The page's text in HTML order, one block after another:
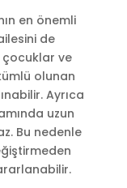
en önemli
de
çocuklar ve
olunan
Ayrıca
uzun
Bu nedenle